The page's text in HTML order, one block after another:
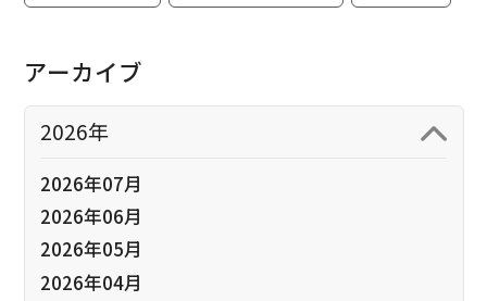
アーカイブ
2026年
2026年07月
2026年06月
2026年05月
2026年04月